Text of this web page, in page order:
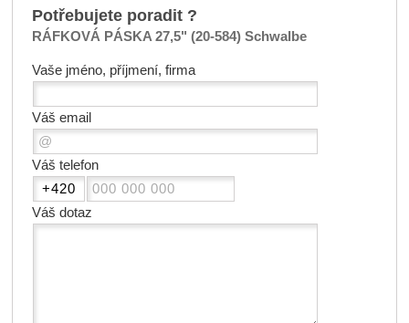
Potřebujete poradit ?
RÁFKOVÁ PÁSKA 27,5" (20-584) Schwalbe
Vaše jméno, příjmení, firma
Váš email
Váš telefon
Váš dotaz